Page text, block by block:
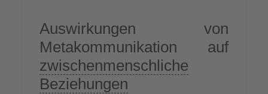
Auswirkungen von
Metakommunikation auf
zwischenmenschliche
Beziehungen